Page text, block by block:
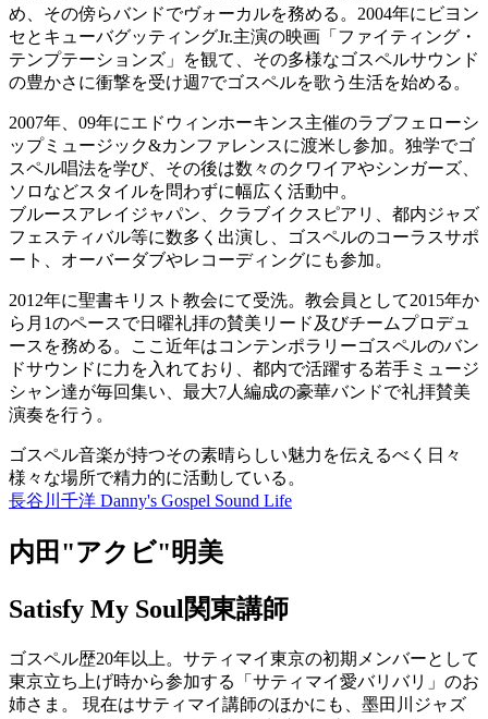
め、その傍らバンドでヴォーカルを務める。2004年にビヨン
セとキューバグッティングJr.主演の映画「ファイティング・
テンプテーションズ」を観て、その多様なゴスペルサウンド
の豊かさに衝撃を受け週7でゴスペルを歌う生活を始める。
2007年、09年にエドウィンホーキンス主催のラブフェローシ
ップミュージック&カンファレンスに渡米し参加。独学でゴ
スペル唱法を学び、その後は数々のクワイアやシンガーズ、
ソロなどスタイルを問わずに幅広く活動中。
ブルースアレイジャパン、クラブイクスピアリ、都内ジャズ
フェスティバル等に数多く出演し、ゴスペルのコーラスサポ
ート、オーバーダブやレコーディングにも参加。
2012年に聖書キリスト教会にて受洗。教会員として2015年か
ら月1のペースで日曜礼拝の賛美リード及びチームプロデュ
ースを務める。ここ近年はコンテンポラリーゴスペルのバン
ドサウンドに力を入れており、都内で活躍する若手ミュージ
シャン達が毎回集い、最大7人編成の豪華バンドで礼拝賛美
演奏を行う。
ゴスペル音楽が持つその素晴らしい魅力を伝えるべく日々
様々な場所で精力的に活動している。
長谷川千洋 Danny's Gospel Sound Life
内田"アクビ"明美
Satisfy My Soul関東講師
ゴスペル歴20年以上。サティマイ東京の初期メンバーとして
東京立ち上げ時から参加する「サティマイ愛バリバリ」のお
姉さま。 現在はサティマイ講師のほかにも、墨田川ジャズ